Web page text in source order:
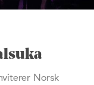
Norsk